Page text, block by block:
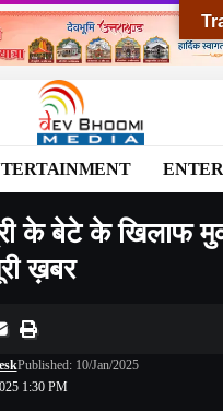
>NATIONAL>UTTARAKHAND>
के बेटे के खिलाफ
ख़बर
1:30 PM
Published: 10/Jan/2025